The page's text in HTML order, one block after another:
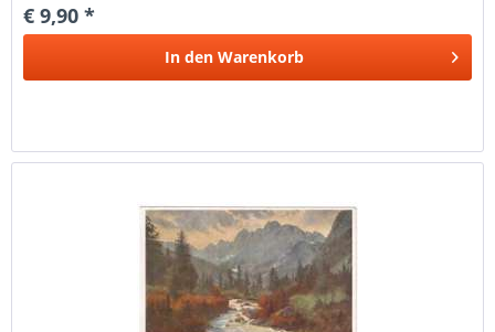
€ 9,90 *
In den Warenkorb